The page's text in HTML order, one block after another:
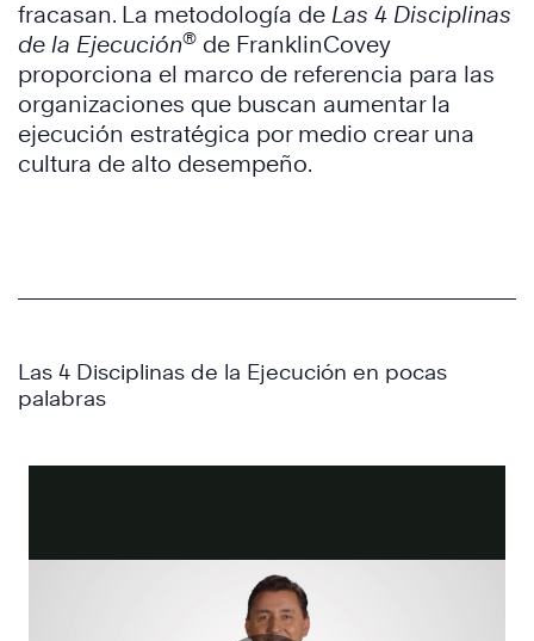
fracasan. La metodología de Las 4 Disciplinas
de la Ejecución® de FranklinCovey
proporciona el marco de referencia para las
organizaciones que buscan aumentar la
ejecución estratégica por medio crear una
cultura de alto desempeño.
Las 4 Disciplinas de la Ejecución en pocas
palabras